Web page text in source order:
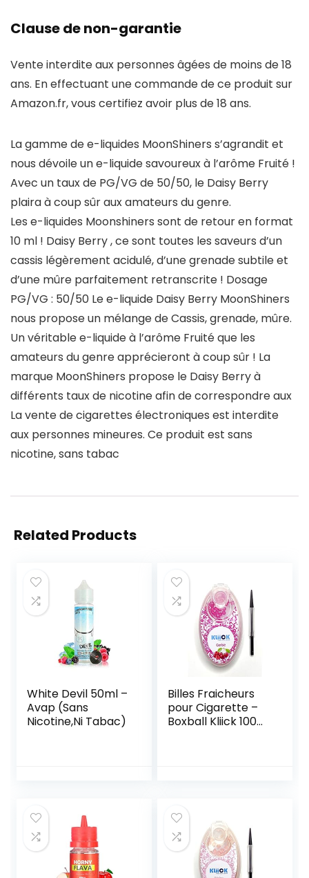
Clause de non-garantie
Vente interdite aux personnes âgées de moins de 18
ans. En effectuant une commande de ce produit sur
Amazon.fr, vous certifiez avoir plus de 18 ans.
La gamme de e-liquides MoonShiners s’agrandit et
nous dévoile un e-liquide savoureux à l’arôme Fruité !
Avec un taux de PG/VG de 50/50, le Daisy Berry
plaira à coup sûr aux amateurs du genre.
Les e-liquides Moonshiners sont de retour en format
10 ml ! Daisy Berry , ce sont toutes les saveurs d’un
cassis légèrement acidulé, d’une grenade subtile et
d’une mûre parfaitement retranscrite ! Dosage
PG/VG : 50/50 Le e-liquide Daisy Berry MoonShiners
nous propose un mélange de Cassis, grenade, mûre.
Un véritable e-liquide à l’arôme Fruité que les
amateurs du genre apprécieront à coup sûr ! La
marque MoonShiners propose le Daisy Berry à
différents taux de nicotine afin de correspondre aux
La vente de cigarettes électroniques est interdite
aux personnes mineures. Ce produit est sans
nicotine, sans tabac
Related Products
White Devil 50ml –
Avap (Sans
Nicotine,Ni Tabac)
Billes Fraicheurs
pour Cigarette –
Boxball Kliick 100